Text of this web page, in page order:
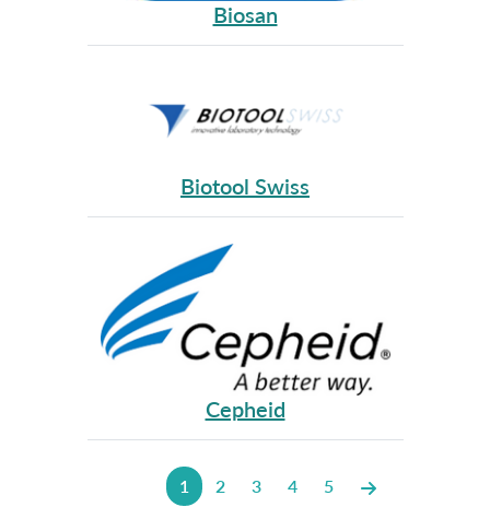
Biosan
Biotool Swiss
Cepheid
1 2 3 4 5